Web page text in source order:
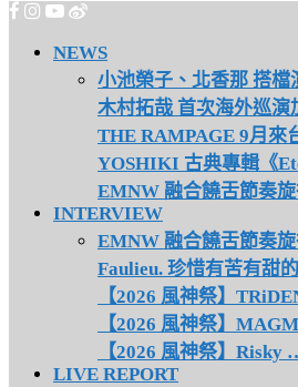
NEWS
小池榮子、北香那 搭
木村拓哉 首次海外巡
THE RAMPAGE 9月來
YOSHIKI 古典專輯《
EMNW 融合饒舌節奏
INTERVIEW
EMNW 融合饒舌節奏
Faulieu. 珍惜有苦有甜
【2026 風神祭】
【2026 風神祭】
【2026 風神祭】Risky
LIVE REPORT